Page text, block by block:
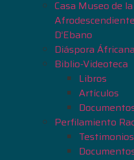
Casa Museo de
D’Ebano
Diáspora Áfricana
Biblio-Videoteca
Libros
Artículos
Perfilamiento
Testimonios